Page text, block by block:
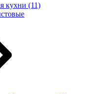
кухни (11)